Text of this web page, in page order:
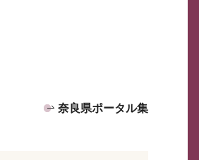
奈良県ポータル集